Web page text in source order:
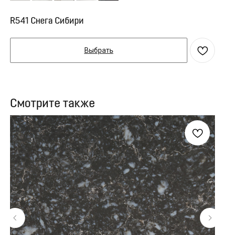
R541 Снега Сибири
Выбрать
Смотрите также